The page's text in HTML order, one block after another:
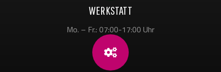
WERKSTATT
Mo. – Fr.: 07:00-17:00 Uhr